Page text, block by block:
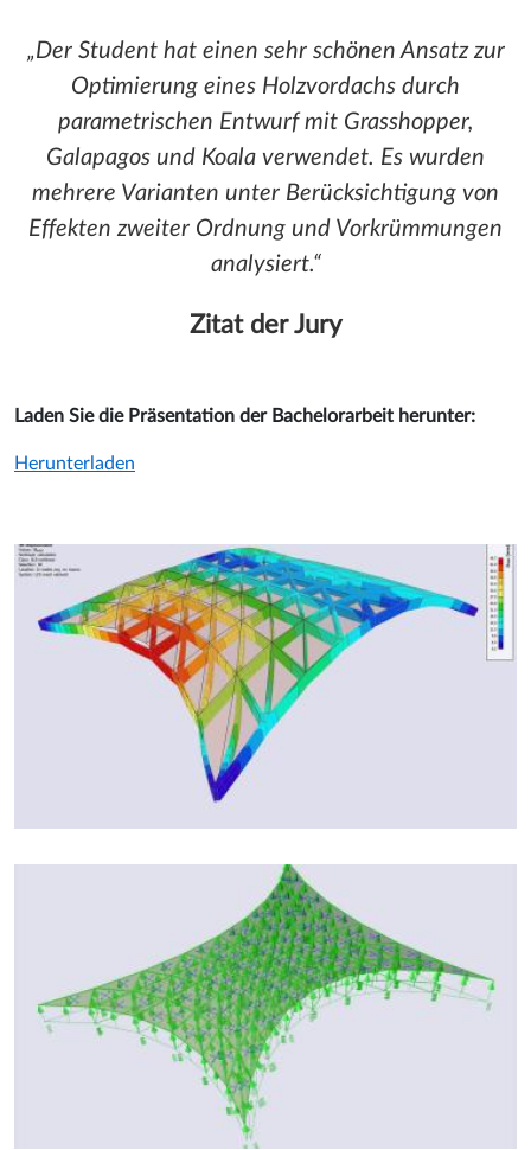
Der Student hat einen sehr schönen Ansatz zur
Optimierung eines Holzvordachs durch
parametrischen Entwurf mit Grasshopper,
Galapagos und Koala verwendet. Es wurden
mehrere Varianten unter Berücksichtigung von
Effekten zweiter Ordnung und Vorkrümmungen
analysiert.
Zitat der Jury
Laden Sie die Präsentation der Bachelorarbeit herunter:
Herunterladen